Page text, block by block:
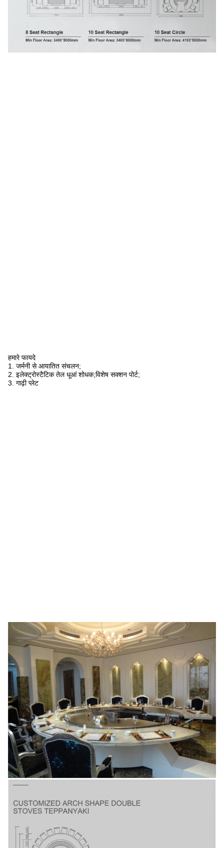
हमारे फायदे
1. जर्मनी से आयातित संचलन;
2. इलेक्ट्रोस्टैटिक तेल धूआं शोधक;विशेष सक्शन पोर्ट;
3. गाढ़ी प्लेट